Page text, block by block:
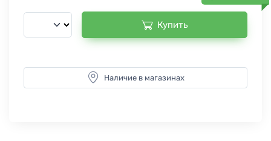
Купить
Наличие в магазинах